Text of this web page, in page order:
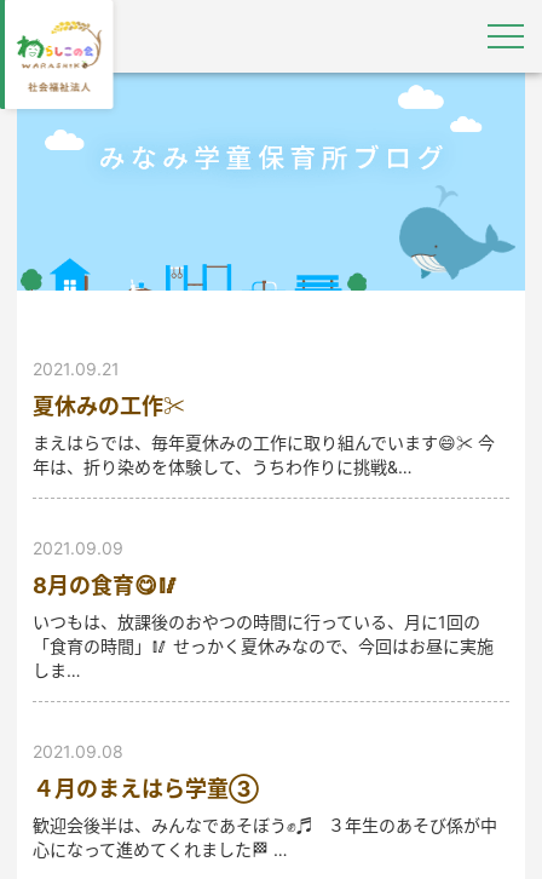
2021.09.21
夏休みの工作✂
まえはらでは、毎年夏休みの工作に取り組んでいます😄✂ 今
年は、折り染めを体験して、うちわ作りに挑戦&…
2021.09.09
8月の食育😋🥢
いつもは、放課後のおやつの時間に行っている、月に1回の
「食育の時間」🥢 せっかく夏休みなので、今回はお昼に実施
しま…
2021.09.08
４月のまえはら学童③
歓迎会後半は、みんなであそぼう✊♬ ３年生のあそび係が中
心になって進めてくれました🏁 …